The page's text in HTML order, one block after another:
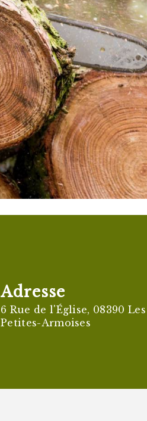
Adresse
6 Rue de l'Église, 08390 Les
Petites-Armoises